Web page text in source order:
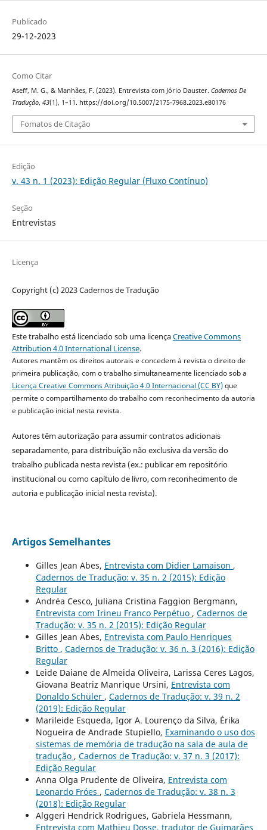
Publicado
29-12-2023
Como Citar
Aseff, M. G., & Manhães, F. (2023). Entrevista com Jório Dauster. Cadernos De
Tradução, 43(1), 1–11. https://doi.org/10.5007/2175-7968.2023.e80176
Fomatos de Citação
Edição
v. 43 n. 1 (2023): Edição Regular (Fluxo Contínuo)
Seção
Entrevistas
Licença
Copyright (c) 2023 Cadernos de Tradução
Este trabalho está licenciado sob uma licençaCreative Commons
Attribution 4.0 International License.
Autores mantêm os direitos autorais e concedem à revista o direito de
primeira publicação, com o trabalho simultaneamente licenciado sob a
Licença Creative Commons Atribuição 4.0 Internacional (CC BY)que
permite o compartilhamento do trabalho com reconhecimento da autoria
e publicação inicial nesta revista.
Autores têm autorização para assumir contratos adicionais
separadamente, para distribuição não exclusiva da versão do
trabalho publicada nesta revista (ex.: publicar em repositório
institucional ou como capítulo de livro, com reconhecimento de
autoria e publicação inicial nesta revista).
Artigos Semelhantes
Gilles Jean Abes, Entrevista com Didier Lamaison ,
Cadernos de Tradução: v. 35 n. 2 (2015): Edição
Regular
Andréa Cesco, Juliana Cristina Faggion Bergmann,
Entrevista com Irineu Franco Perpétuo , Cadernos de
Tradução: v. 35 n. 2 (2015): Edição Regular
Gilles Jean Abes, Entrevista com Paulo Henriques
Britto , Cadernos de Tradução: v. 36 n. 3 (2016): Edição
Regular
Leide Daiane de Almeida Oliveira, Larissa Ceres Lagos,
Giovana Beatriz Manrique Ursini, Entrevista com
Donaldo Schüler , Cadernos de Tradução: v. 39 n. 2
(2019): Edição Regular
Marileide Esqueda, Igor A. Lourenço da Silva, Érika
Nogueira de Andrade Stupiello, Examinando o uso dos
sistemas de memória de tradução na sala de aula de
tradução , Cadernos de Tradução: v. 37 n. 3 (2017):
Edição Regular
Anna Olga Prudente de Oliveira, Entrevista com
Leonardo Fróes , Cadernos de Tradução: v. 38 n. 3
(2018): Edição Regular
Alggeri Hendrick Rodrigues, Gabriela Hessmann,
Entrevista com Mathieu Dosse, tradutor de Guimarães